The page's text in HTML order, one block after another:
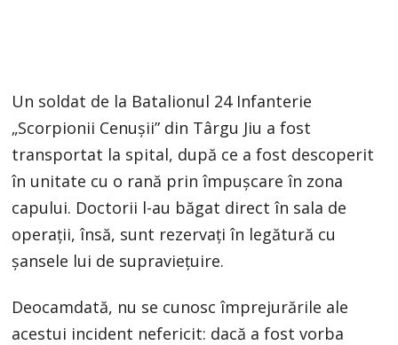
Un soldat de la Batalionul 24 Infanterie
„Scorpionii Cenușii” din Târgu Jiu a fost
transportat la spital, după ce a fost descoperit
în unitate cu o rană prin împușcare în zona
capului. Doctorii l-au băgat direct în sala de
operaţii, însă, sunt rezervaţi în legătură cu
şansele lui de supravieţuire.
Deocamdată, nu se cunosc împrejurările ale
acestui incident nefericit: dacă a fost vorba